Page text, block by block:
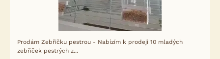
Prodám Zebřičku pestrou - Nabízím k prodeji 10 mladých
zebřiček pestrých z...